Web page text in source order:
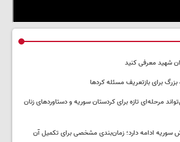
شهید معرفی کنید
بزرگ‌ برای بازتعریف مسئله کردها
مرحله‌ای تازه برای کردستان سوریه و دستاوردهای زنان
سوریه ادامه دارد؛ زمان‌بندی مشخصی برای تکمیل آن